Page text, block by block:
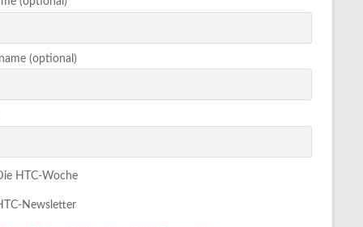
(optional)
HTC-Woche
Newsletter